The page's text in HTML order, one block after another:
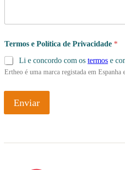
Termos e Política de Privacidade *
Li e concordo com os termos e
Ertheo é uma marca registada em
Enviar